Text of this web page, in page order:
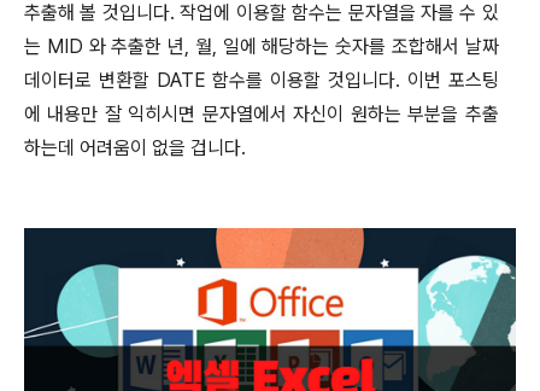
추출해 볼 것입니다.작업에 이용할 함수는 문자열을 자를 수 있
는 MID 와 추출한 년, 월, 일에 해당하는 숫자를 조합해서 날짜
데이터로 변환할 DATE함수를 이용할 것입니다. 이번 포스팅
에 내용만 잘 익히시면 문자열에서 자신이 원하는 부분을 추출
하는데 어려움이 없을 겁니다.